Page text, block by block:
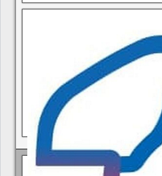
В квитанциях ошибки, в